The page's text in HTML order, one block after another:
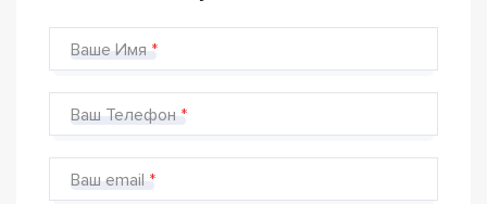
Ваше Имя
Ваш Телефон
Ваш email